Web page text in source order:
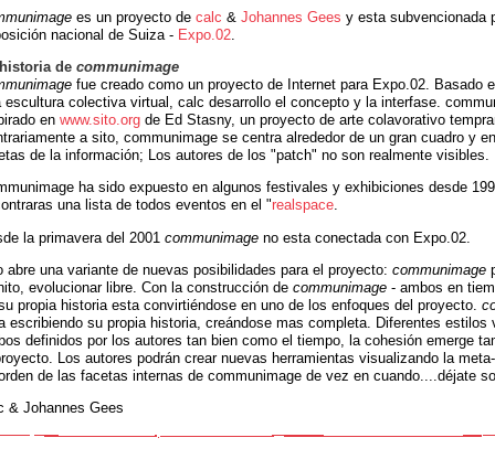
es un proyecto de calc & Johannes Gees y esta subvencionada
nacional de Suiza - Expo.02
de communimage
fue creado como un proyecto de Internet para Expo.02. Basado
escultura colectiva virtual, calc desarrollo el concepto y la interfase.
en www.sito.org de Ed Stasny, un proyecto de arte colavorativo
a sito, communimage se centra alrededor de un gran cuadro y
de la información; Los autores de los "patch" no son realmente visibles.
ha sido expuesto en algunos festivales y exhibiciones desde
una lista de todos eventos en el "realspace.
la primavera del 2001 communimage no esta conectada con Expo.02.
abre una variante de nuevas posibilidades para el proyecto: communimage
evolucionar libre. Con la construcción de communimage - ambos en
propia historia esta convirtiéndose en uno de los enfoques del proyecto.
escribiendo su propia historia, creándose mas completa. Diferentes estilos
definidos por los autores tan bien como el tiempo, la cohesión emerge
Los autores podrán crear nuevas herramientas visualizando la
de las facetas internas de communimage de vez en cuando....déjate
& Johannes Gees